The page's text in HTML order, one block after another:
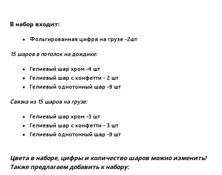
В набор входит:
Фольгированная цифра на грузе -2шт
15 шаров в потолок на дождике:
Гелиевый шар хром -4 шт
Гелиевый шар с конфетти - 2 шт
Гелиевый однотонный шар -9 шт
Связка из 15 шаров на грузе:
Гелиевый шар хром -3 шт
Гелиевый шар с конфетти - 3 шт
Гелиевый однотонный шар -9 шт
Цвета в наборе, цифры и количество шаров можно изменить!
Также предлагаем добавить к набору: